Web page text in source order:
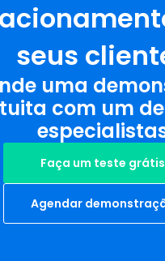
seus
uma
com um
Agendar
Faça um teste grátis